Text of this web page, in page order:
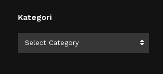
Kategori
Select Category